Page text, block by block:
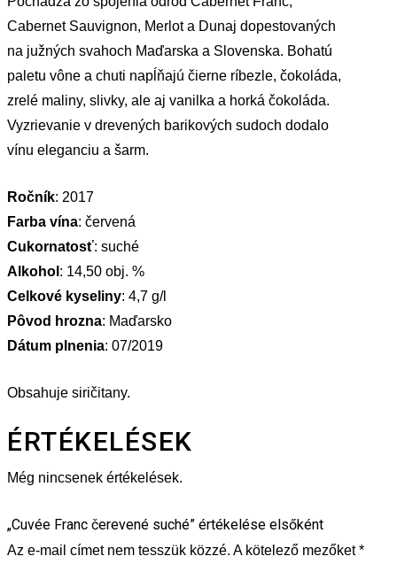
Cabernet Sauvignon, Merlot a Dunaj dopestovaných
na južných svahoch Maďarska a Slovenska. Bohatú
paletu vône a chuti napĺňajú čierne ríbezle, čokoláda,
zrelé maliny, slivky, ale aj vanilka a horká čokoláda.
Vyzrievanie v drevených barikových sudoch dodalo
vínu eleganciu a šarm.
Ročník: 2017
Farba vína: červená
Cukornatosť: suché
Alkohol : 14,50 obj. %
Celkové kyseliny: 4,7 g/l
Pôvod hrozna: Maďarsko
Dátum plnenia: 07/2019
Obsahuje siričitany.
ÉRTÉKELÉSEK
Még nincsenek értékelések.
„Cuvée Franc čerevené suché” értékelése elsőként
Az e-mail címet nem tesszük közzé. A kötelező mezőket*